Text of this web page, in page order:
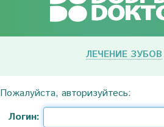
ЛЕЧЕНИЕ ЗУБОВ
Пожалуйста, авторизуйтесь:
Логин: